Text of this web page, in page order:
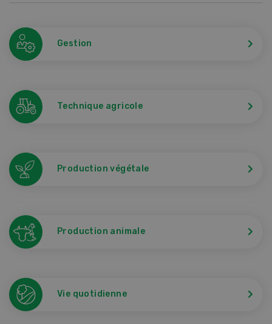
Gestion
Technique agricole
Production végétale
Production animale
Vie quotidienne